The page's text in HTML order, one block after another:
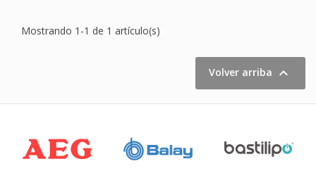
Mostrando 1-1 de 1 artículo(s)
Volver arriba 